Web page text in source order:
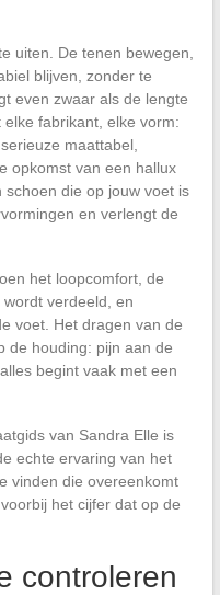
uiten. De tenen bewegen,
blijven, zonder te
even zwaar als de lengte
fabrikant, elke vorm:
maattabel,
opkomst van een hallux
die op jouw voet is
en verlengt de
het loopcomfort, de
verdeeld, en
voet. Het dragen van de
de houding: pijn aan de
begint vaak met een
van Sandra Elle is
echte ervaring van het
vinden die overeenkomt
het cijfer dat op de
controleren